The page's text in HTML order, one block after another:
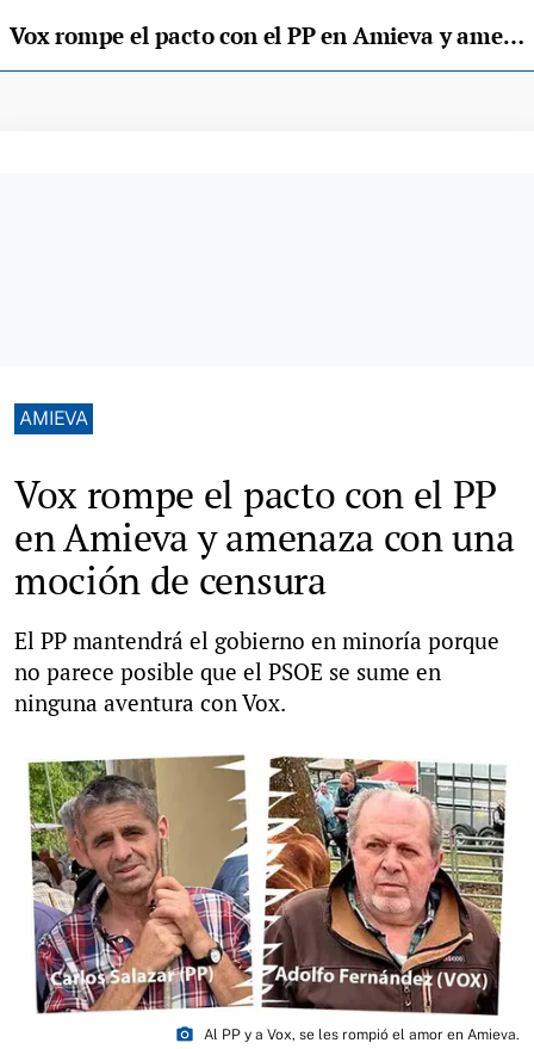
Vox rompe el pacto con el PP en Amieva y amenaza con una moción de censura
AMIEVA
Vox rompe el pacto con el PP
en Amieva y amenaza con una
moción de censura
El PP mantendrá el gobierno en minoría porque
no parece posible que el PSOE se sume en
ninguna aventura con Vox.
photo_camera Al PP y a Vox, se les rompió el amor en Amieva.